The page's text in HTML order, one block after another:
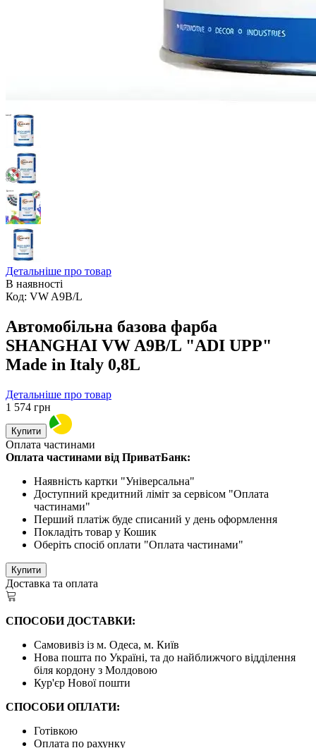
Детальніше про товар
В наявності
Код: VW A9B/L
Автомобільна базова фарба
SHANGHAI VW A9B/L "ADI UPP"
Made in Italy 0,8L
Детальніше про товар
1 574 грн
Купити
Оплата частинами
Оплата частинами від ПриватБанк:
Наявність картки "Універсальна"
Доступний кредитний ліміт за сервісом "Оплата
частинами"
Перший платіж буде списаний у день оформлення
Покладіть товар у Кошик
Оберіть спосіб оплати "Оплата частинами"
Купити
Доставка та оплата
СПОСОБИ ДОСТАВКИ:
Самовивіз із м. Одеса, м. Київ
Нова пошта по Україні, та до найближчого відділення
біля кордону з Молдовою
Кур'єр Нової пошти
СПОСОБИ ОПЛАТИ:
Готівкою
Оплата по рахунку